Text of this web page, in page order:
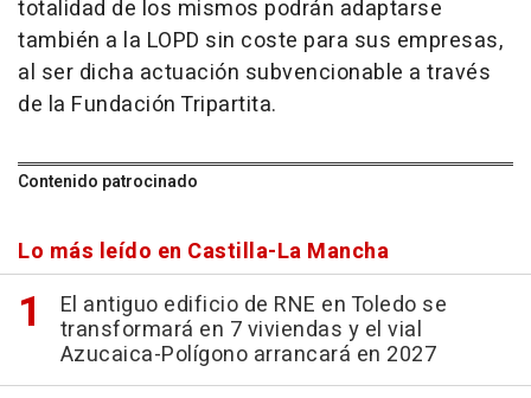
totalidad de los mismos podrán adaptarse
también a la LOPD sin coste para sus empresas,
al ser dicha actuación subvencionable a través
de la Fundación Tripartita.
Contenido patrocinado
Lo más leído en Castilla-La Mancha
El antiguo edificio de RNE en Toledo se
transformará en 7 viviendas y el vial
Azucaica-Polígono arrancará en 2027